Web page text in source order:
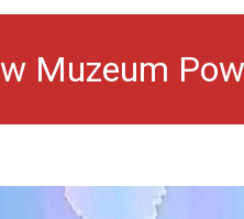
Muzeum